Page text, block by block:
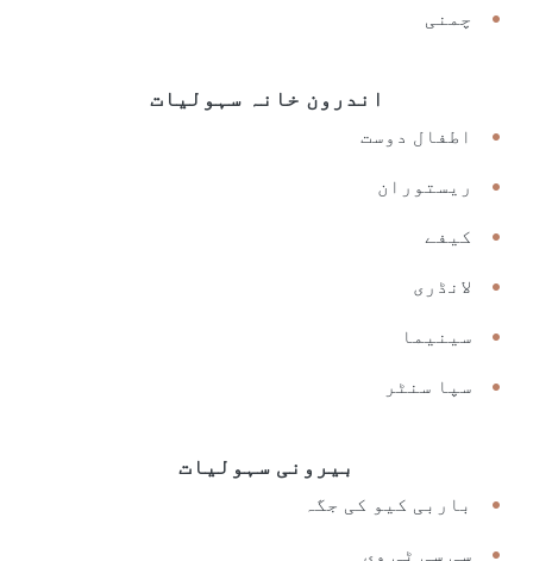
چمنی
اندرون خانہ سہولیات
اطفال دوست
ریستوران
کیفے
لانڈری
سینیما
سپا سنٹر
بیرونی سہولیات
باربی کیو کی جگہ
سی سی ٹی وی